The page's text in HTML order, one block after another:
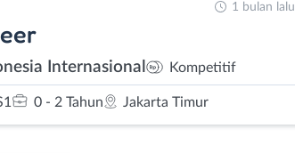
Internasional Kompetitif
0 - 2 Tahun Jakarta Timur
1 bulan lalu